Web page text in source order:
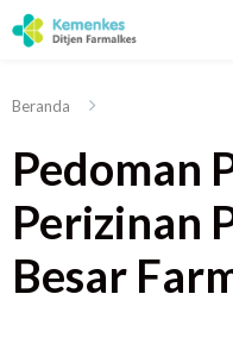
Beranda
Pedoman
Perizinan
Besar